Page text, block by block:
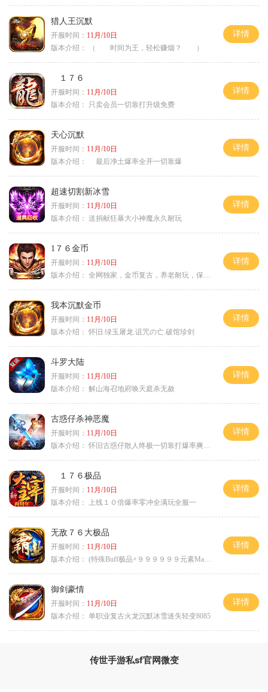
猎人王沉默
开服时间： 11月/10日
版本介绍：
（ 时间为王，轻松赚烟？ ）
详情
１７６
开服时间： 11月/10日
版本介绍：
只卖会员一切靠打升级免费
详情
天心沉默
开服时间： 11月/10日
版本介绍：
最后净土爆率全开一切靠爆
详情
超速切割新冰雪
开服时间： 11月/10日
版本介绍： 送捐献狂暴大小神魔永久耐玩
详情
1７６金币
开服时间： 11月/10日
版本介绍： 全网独家，金币复古，养老耐玩，保底回収
详情
我本沉默金币
开服时间： 11月/10日
版本介绍： 怀旧.绿玉屠龙.诅咒の亡.破馆珍剑
详情
斗罗大陆
开服时间： 11月/10日
版本介绍： 解山海召地府唤天庭杀无赦
详情
古惑仔杀神恶魔
开服时间： 11月/10日
版本介绍： 怀旧古惑仔散人终极一切靠打爆率爽翻天
详情
１７６极品
开服时间： 11月/10日
版本介绍：
上线１０倍爆率零冲全满玩全服一
详情
无敌７６大极品
开服时间： 11月/10日
版本介绍： (特殊Buff极品+９９９９９９元素Max）
详情
御剑豪情
开服时间： 11月/10日
版本介绍： 单职业复古火龙沉默冰雪迷失轻变8085
详情
传世手游私sf官网微变